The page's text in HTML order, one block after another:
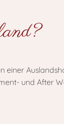
einer
und After